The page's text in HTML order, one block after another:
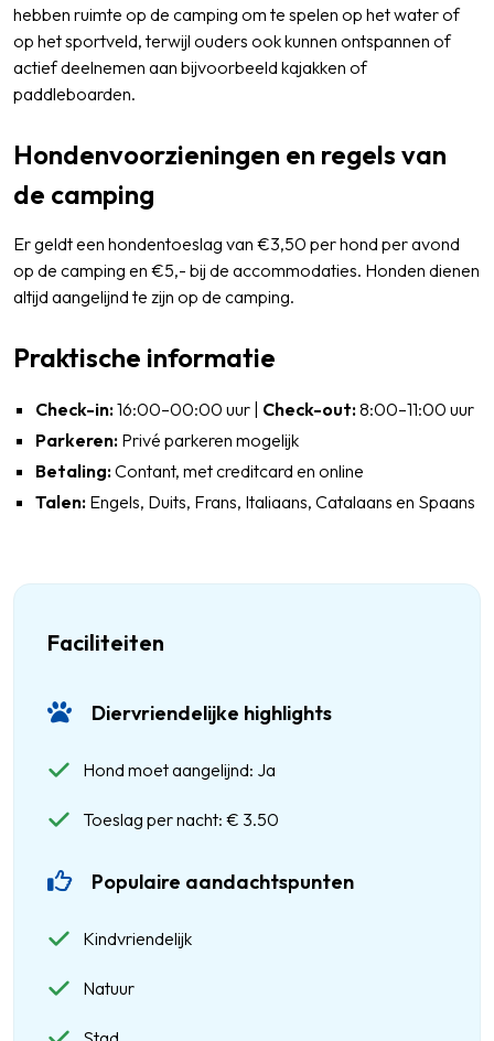
hebben ruimte op de camping om te spelen op het water of
op het sportveld, terwijl ouders ook kunnen ontspannen of
actief deelnemen aan bijvoorbeeld kajakken of
paddleboarden.
Hondenvoorzieningen en regels van
de camping
Er geldt een hondentoeslag van €3,50 per hond per avond
op de camping en €5,- bij de accommodaties. Honden dienen
altijd aangelijnd te zijn op de camping.
Praktische informatie
Check-in:16:00–00:00 uur | Check-out:8:00–11:00 uur
Parkeren: Privé parkeren mogelijk
Betaling:Contant, met creditcard en online
Talen: Engels, Duits, Frans, Italiaans, Catalaans en Spaans
Faciliteiten
Diervriendelijke highlights
Hond moet aangelijnd: Ja
Toeslag per nacht: € 3.50
Populaire aandachtspunten
Kindvriendelijk
Natuur